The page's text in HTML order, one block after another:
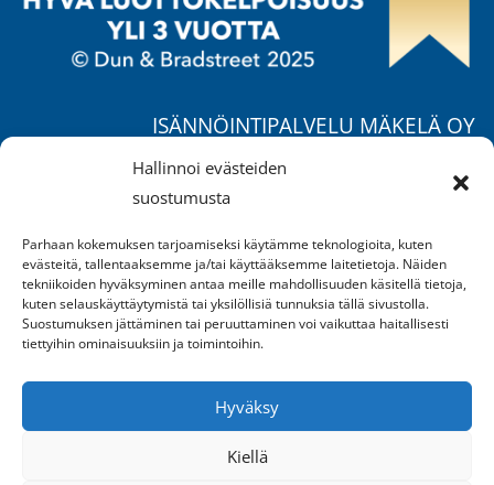
Hallinnoi evästeiden
suostumusta
Parhaan kokemuksen tarjoamiseksi käytämme teknologioita, kuten
evästeitä, tallentaaksemme ja/tai käyttääksemme laitetietoja. Näiden
tekniikoiden hyväksyminen antaa meille mahdollisuuden käsitellä tietoja,
kuten selauskäyttäytymistä tai yksilöllisiä tunnuksia tällä sivustolla.
Suostumuksen jättäminen tai peruuttaminen voi vaikuttaa haitallisesti
tiettyihin ominaisuuksiin ja toimintoihin.
Hyväksy
Kiellä
ISÄNNÖINTIPALVELU MÄKELÄ OY
04400 Järvenpää
Puh.050 370 4777/ Jukka
Puh.040 658 2549/ Suvi
mika.makela@ipm.fi
Ma-pe klo 9-16
sekä sopimuksen mukaan